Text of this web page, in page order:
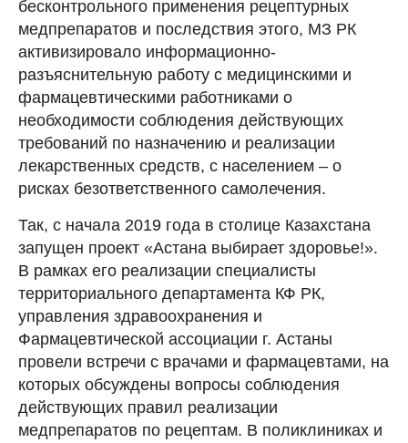
бесконтрольного применения рецептурных
медпрепаратов и последствия этого, МЗ РК
активизировало информационно-
разъяснительную работу с медицинскими и
фармацевтическими работниками о
необходимости соблюдения действующих
требований по назначению и реализации
лекарственных средств, с населением – о
рисках безответственного самолечения.
Так, с начала 2019 года в столице Казахстана
запущен проект «Астана выбирает здоровье!».
В рамках его реализации специалисты
территориального департамента КФ РК,
управления здравоохранения и
Фармацевтической ассоциации г. Астаны
провели встречи с врачами и фармацевтами, на
которых обсуждены вопросы соблюдения
действующих правил реализации
медпрепаратов по рецептам. В поликлиниках и